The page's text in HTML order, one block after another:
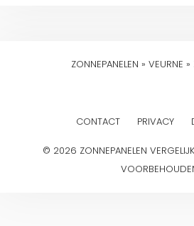
ZONNEPANELEN » VEURNE »
CONTACT PRIVACY
© 2026 ZONNEPANELEN